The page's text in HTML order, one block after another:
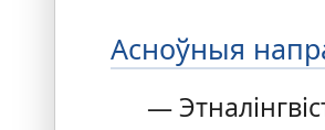
Асноўныя